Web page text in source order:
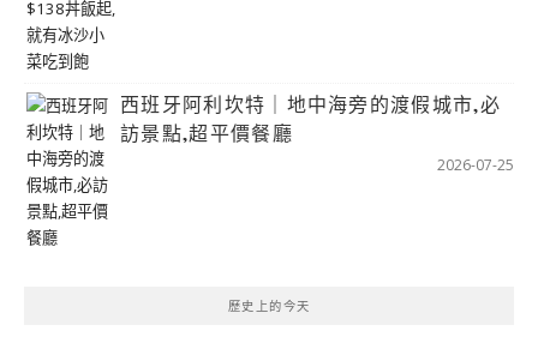
西班牙阿利坎特｜地中海旁的渡假城市,必
訪景點,超平價餐廳
2026-07-25
歷史上的今天